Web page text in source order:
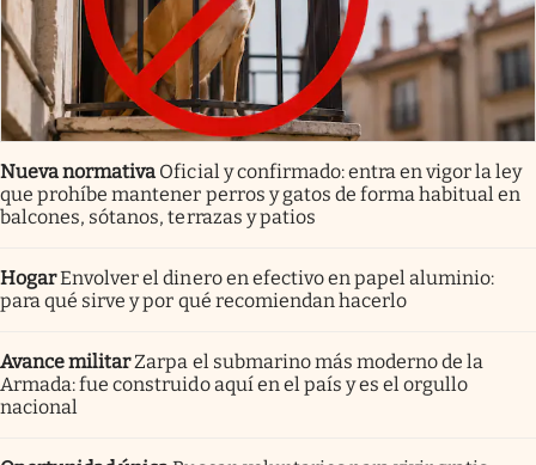
Nueva normativa Oficial y confirmado: entra en vigor la ley
que prohíbe mantener perros y gatos de forma habitual en
balcones, sótanos, terrazas y patios
HogarEnvolver el dinero en efectivo en papel aluminio:
para qué sirve y por qué recomiendan hacerlo
Avance militarZarpa el submarino más moderno de la
Armada: fue construido aquí en el país y es el orgullo
nacional